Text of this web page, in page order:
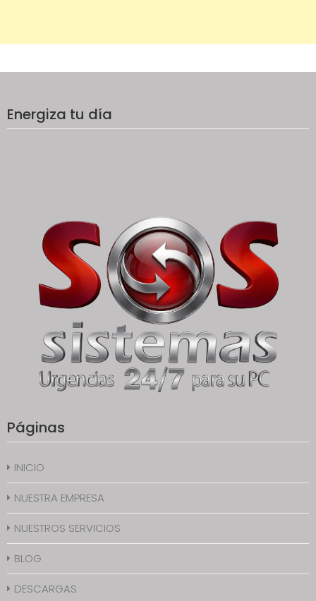
Energiza tu día
Páginas
INICIO
NUESTRA EMPRESA
NUESTROS SERVICIOS
BLOG
DESCARGAS